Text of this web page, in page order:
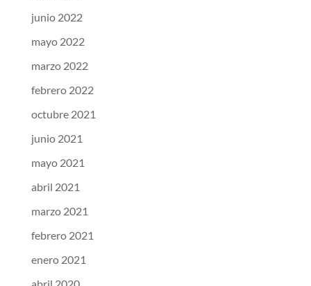
junio 2022
mayo 2022
marzo 2022
febrero 2022
octubre 2021
junio 2021
mayo 2021
abril 2021
marzo 2021
febrero 2021
enero 2021